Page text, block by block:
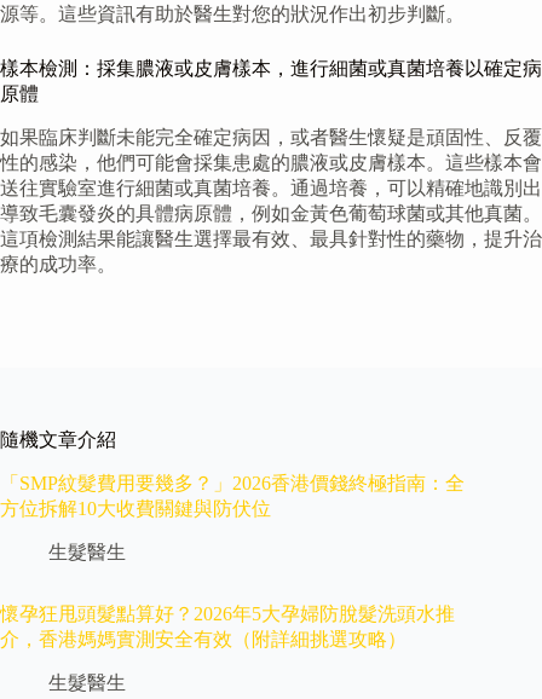
源等。這些資訊有助於醫生對您的狀況作出初步判斷。
樣本檢測：採集膿液或皮膚樣本，進行細菌或真菌培養以確定病
原體
如果臨床判斷未能完全確定病因，或者醫生懷疑是頑固性、反覆
性的感染，他們可能會採集患處的膿液或皮膚樣本。這些樣本會
送往實驗室進行細菌或真菌培養。通過培養，可以精確地識別出
導致毛囊發炎的具體病原體，例如金黃色葡萄球菌或其他真菌。
這項檢測結果能讓醫生選擇最有效、最具針對性的藥物，提升治
療的成功率。
隨機文章介紹
「SMP紋髮費用要幾多？」2026香港價錢終極指南：全
方位拆解10大收費關鍵與防伏位
生髮醫生
懷孕狂甩頭髮點算好？2026年5大孕婦防脫髮洗頭水推
介，香港媽媽實測安全有效（附詳細挑選攻略）
生髮醫生